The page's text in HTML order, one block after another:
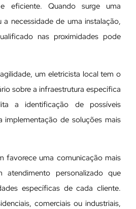
eficiente. Quando surge uma
a necessidade de uma instalação,
nas proximidades pode
um eletricista local tem o
sobre a infraestrutura específica
a identificação de possíveis
implementação de soluções mais
favorece uma comunicação mais
atendimento personalizado que
específicas de cada cliente.
comerciais ou industriais,